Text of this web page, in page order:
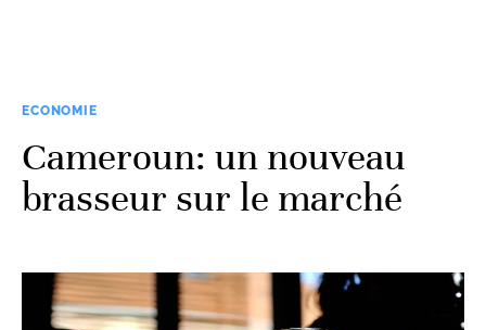
ECONOMIE
Cameroun: un nouveau
brasseur sur le marché